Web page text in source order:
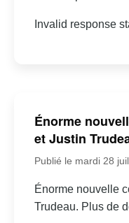
Invalid response
Énorme
et Justin
Publié le mardi 28
Énorme nouvelle
Trudeau. Plus de